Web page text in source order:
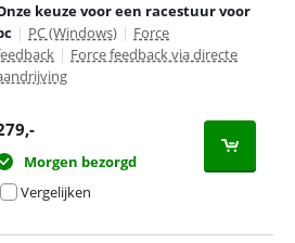
keuze voor een racestuur voor
| PC (Windows) | Force
| Force feedback via directe
,-
Morgen bezorgd
Vergelijken